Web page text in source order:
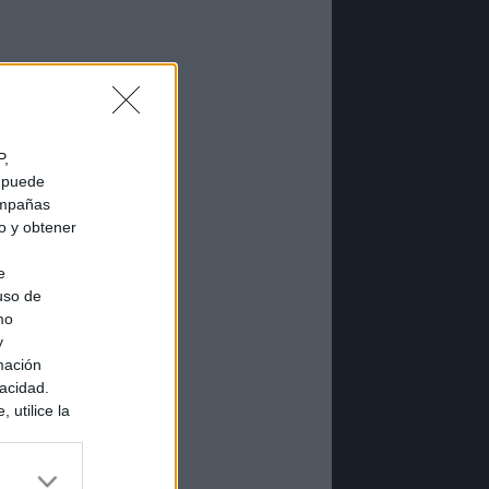
y obtener
de
utilice la
personal